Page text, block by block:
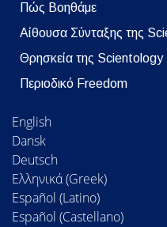
Πώς Βοηθάμε
Αίθουσα Σύνταξης της
Θρησκεία της Scientology
Περιοδικό Freedom
English
Dansk
Deutsch
Ελληνικά (Greek)
Español (Latino)
Español (Castellano)